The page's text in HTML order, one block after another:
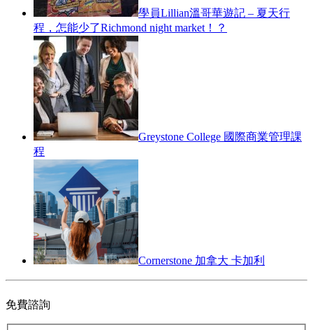
學員Lillian溫哥華遊記 – 夏天行
程，怎能少了Richmond night market！？
Greystone College 國際商業管理課
程
Cornerstone 加拿大 卡加利
免費諮詢